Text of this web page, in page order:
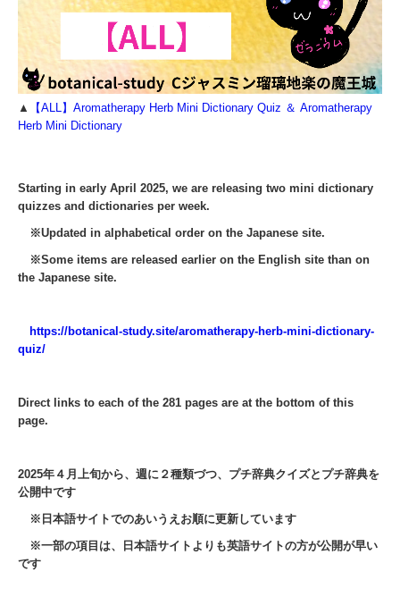
▲
【ALL】Aromatherapy Herb Mini Dictionary Quiz ＆ Aromatherapy
Herb Mini Dictionary
Starting in early April 2025, we are releasing two mini dictionary
quizzes and dictionaries per week.
※Updated in alphabetical order on the Japanese site.
※Some items are released earlier on the English site than on
the Japanese site.
https://botanical-study.site/aromatherapy-herb-mini-dictionary-
quiz/
Direct links to each of the 281 pages are at the bottom of this
page.
2025年４月上旬から、週に２種類づつ、プチ辞典クイズとプチ辞典を
公開中です
※日本語サイトでのあいうえお順に更新しています
※一部の項目は、日本語サイトよりも英語サイトの方が公開が早い
です